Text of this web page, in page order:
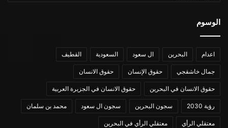
الوسوم
اعدام البحرين ال سعود السعودية القطيف
جمال خاشقجي حقوق الإنسان حقوق الانسان
حقوق الانسان في البحرين حقوق الانسان في الجزيرة العربية
رؤية 2030 سجون البحرين سجون ال سعود محمد بن سلمان
معتقلي الرأي معتقلي الرأي في البحرين